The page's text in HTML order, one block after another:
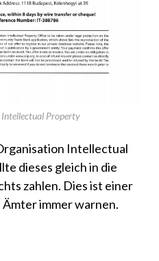
Property
Intellectual
dieses gleich in die
zahlen. Dies ist einer
Ämter immer warnen.